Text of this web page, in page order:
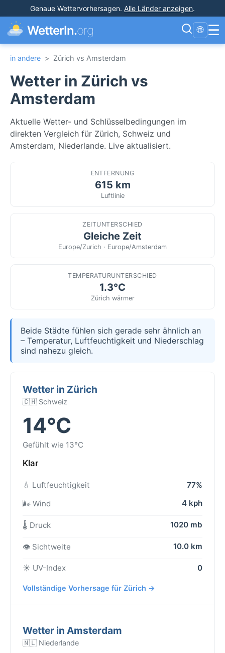
Genaue Wettervorhersagen. Alle Länder anzeigen.
WetterIn.org 🌐 ☰
in andere > Zürich vs Amsterdam
Wetter in Zürich vs
Amsterdam
Aktuelle Wetter- und Schlüsselbedingungen im
direkten Vergleich für Zürich, Schweiz und
Amsterdam, Niederlande. Live aktualisiert.
ENTFERNUNG
615 km
Luftlinie
ZEITUNTERSCHIED
Gleiche Zeit
Europe/Zurich · Europe/Amsterdam
TEMPERATURUNTERSCHIED
1.3°C
Zürich wärmer
Beide Städte fühlen sich gerade sehr ähnlich an
– Temperatur, Luftfeuchtigkeit und Niederschlag
sind nahezu gleich.
Wetter in Zürich
🇨🇭 Schweiz
14°C
Gefühlt wie 13°C
Klar
💧 Luftfeuchtigkeit
77%
🌬️ Wind
4 kph
🌡️ Druck 1020 mb
👁️ Sichtweite 10.0 km
☀️ UV-Index 0
Vollständige Vorhersage für Zürich →
Wetter in Amsterdam
🇳🇱 Niederlande